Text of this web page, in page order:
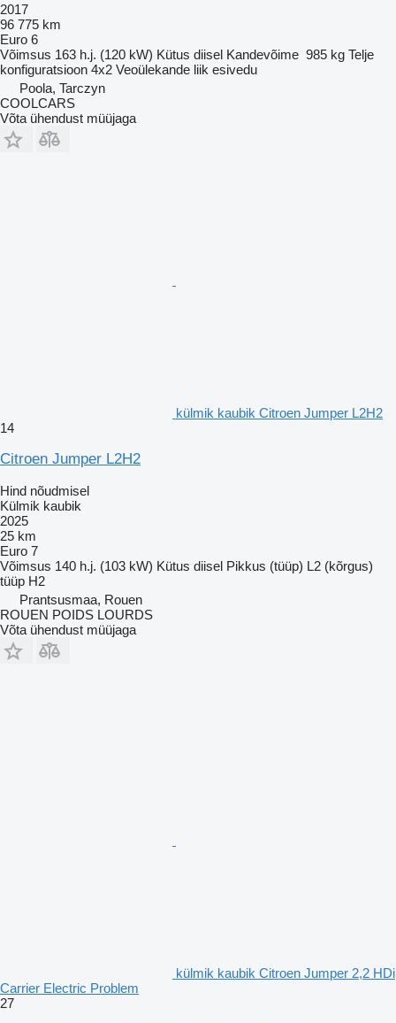
2017
96 775 km
Euro 6
Võimsus 163 h.j. (120 kW) Kütus diisel Kandevõime 985 kg Telje
konfiguratsioon 4x2 Veoülekande liik esivedu
Poola, Tarczyn
COOLCARS
Võta ühendust müüjaga
külmik kaubik Citroen Jumper L2H2
14
Citroen Jumper L2H2
Hind nõudmisel
Külmik kaubik
2025
25 km
Euro 7
Võimsus 140 h.j. (103 kW) Kütus diisel Pikkus (tüüp) L2 (kõrgus)
tüüp H2
Prantsusmaa, Rouen
ROUEN POIDS LOURDS
Võta ühendust müüjaga
külmik kaubik Citroen Jumper 2,2 HDi
Carrier Electric Problem
27